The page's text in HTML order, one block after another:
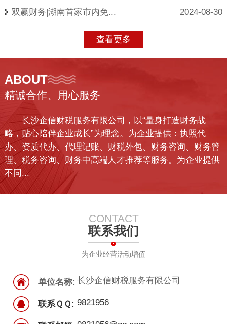
2024-08-30
双赢财务|湖南首家市内免...
查看更多
ABOUT
精诚合作、用心服务
长沙企信财税服务有限公司，以“量身打造财务战
略，贴心陪伴企业成长”为理念。为企业提供：执照代
办、资质代办、代理记账、财税外包、财务咨询、财务管
理、税务咨询、财务中高端人才推荐等服务。为企业提供
不同...
CONTACT
联系我们
为企业经营活动增值
单位名称: 长沙企信财税服务有限公司
联系ＱＱ: 9821956